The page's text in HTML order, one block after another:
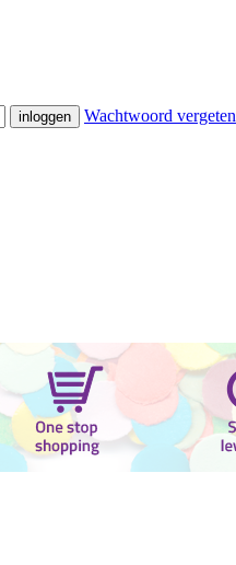
Wachtwoord vergeten